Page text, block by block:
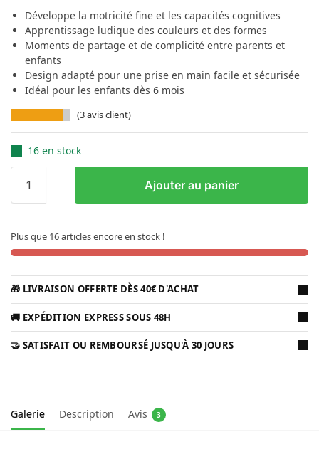
Développe la motricité fine et les capacités cognitives
Apprentissage ludique des couleurs et des formes
Moments de partage et de complicité entre parents et
enfants
Design adapté pour une prise en main facile et sécurisée
Idéal pour les enfants dès 6 mois
(3avis client)
16 en stock
Ajouter au panier
Plus que 16 articles encore en stock !
🎁 LIVRAISON OFFERTE DÈS 40€ D'ACHAT
🚚 EXPÉDITION EXPRESS SOUS 48H
🤝 SATISFAIT OU REMBOURSÉ JUSQU'À 30 JOURS
Galerie Description Avis 3